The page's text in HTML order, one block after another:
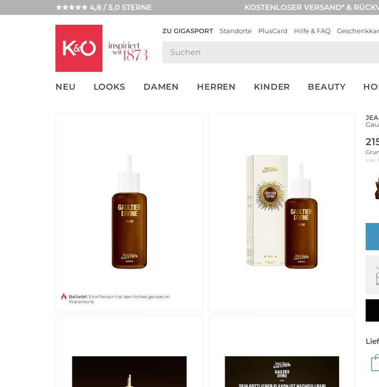
★★★★★ 4,8 / 5,0 STERNE KOSTENLOSER VERSAND* &
ZU GIGASPORT Standorte PlusCard Hilfe & FAQ
NEU LOOKS DAMEN HERREN KINDER BEAUTY
UNSERE APP
CLICK &
Beliebt! Eine Person hat den Artikel gerade im
Warenkorb
inkl.